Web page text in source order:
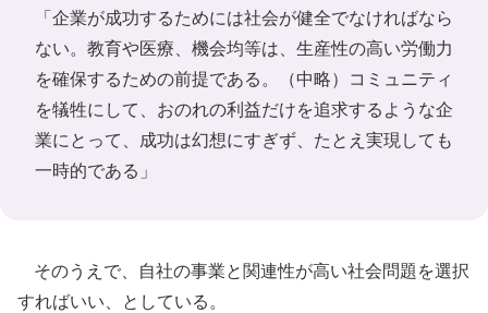
「企業が成功するためには社会が健全でなければなら
ない。教育や医療、機会均等は、生産性の高い労働力
を確保するための前提である。（中略）コミュニティ
を犠牲にして、おのれの利益だけを追求するような企
業にとって、成功は幻想にすぎず、たとえ実現しても
一時的である」
そのうえで、自社の事業と関連性が高い社会問題を選択
すればいい、としている。